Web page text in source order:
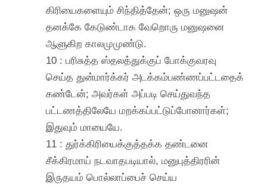
கிரியைகளையும் சிந்தித்தேன்; ஒரு மனுஷன்
தனக்கே கேடுண்டாக வேறொரு மனுஷனை
ஆளுகிற காலமுமுண்டு.
10 : பரிசுத்த ஸ்தலத்துக்குப் போக்குவரவு
செய்த துன்மார்க்கர் அடக்கம்பண்ணப்பட்டதைக்
கண்டேன்; அவர்கள் அப்படி செய்துவந்த
பட்டணத்திலேயே மறக்கப்பட்டுப்போனார்கள்;
இதுவும் மாயையே.
11 : துர்க்கிரியைக்குத்தக்க தண்டனை
சீக்கிரமாய் நடவாதபடியால், மனுபுத்திரரின்
இருதயம் பொல்லாப்பைச் செய்ய